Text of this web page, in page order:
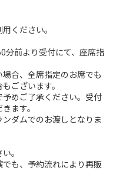
ください。
分前より受付にて、座席指
合、全席指定のお席でも
ございます。
めご了承ください。受付
ます。
ダムでのお渡しとなりま
。
も、予約流れにより再販